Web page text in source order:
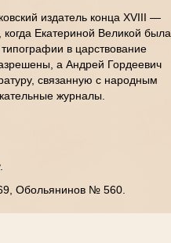
издатель конца XVIII —
Екатериной Великой была
в царствование
а Андрей Гордеевич
связанную с народным
журналы.
Обольянинов № 560.